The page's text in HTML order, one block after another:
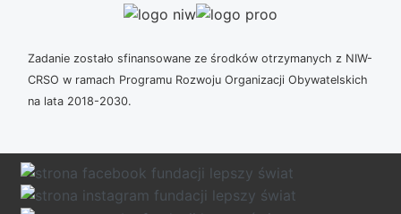
Zadanie zostało sfinansowane ze środków otrzymanych z NIW-
CRSO w ramach Programu Rozwoju Organizacji Obywatelskich
na lata 2018-2030.